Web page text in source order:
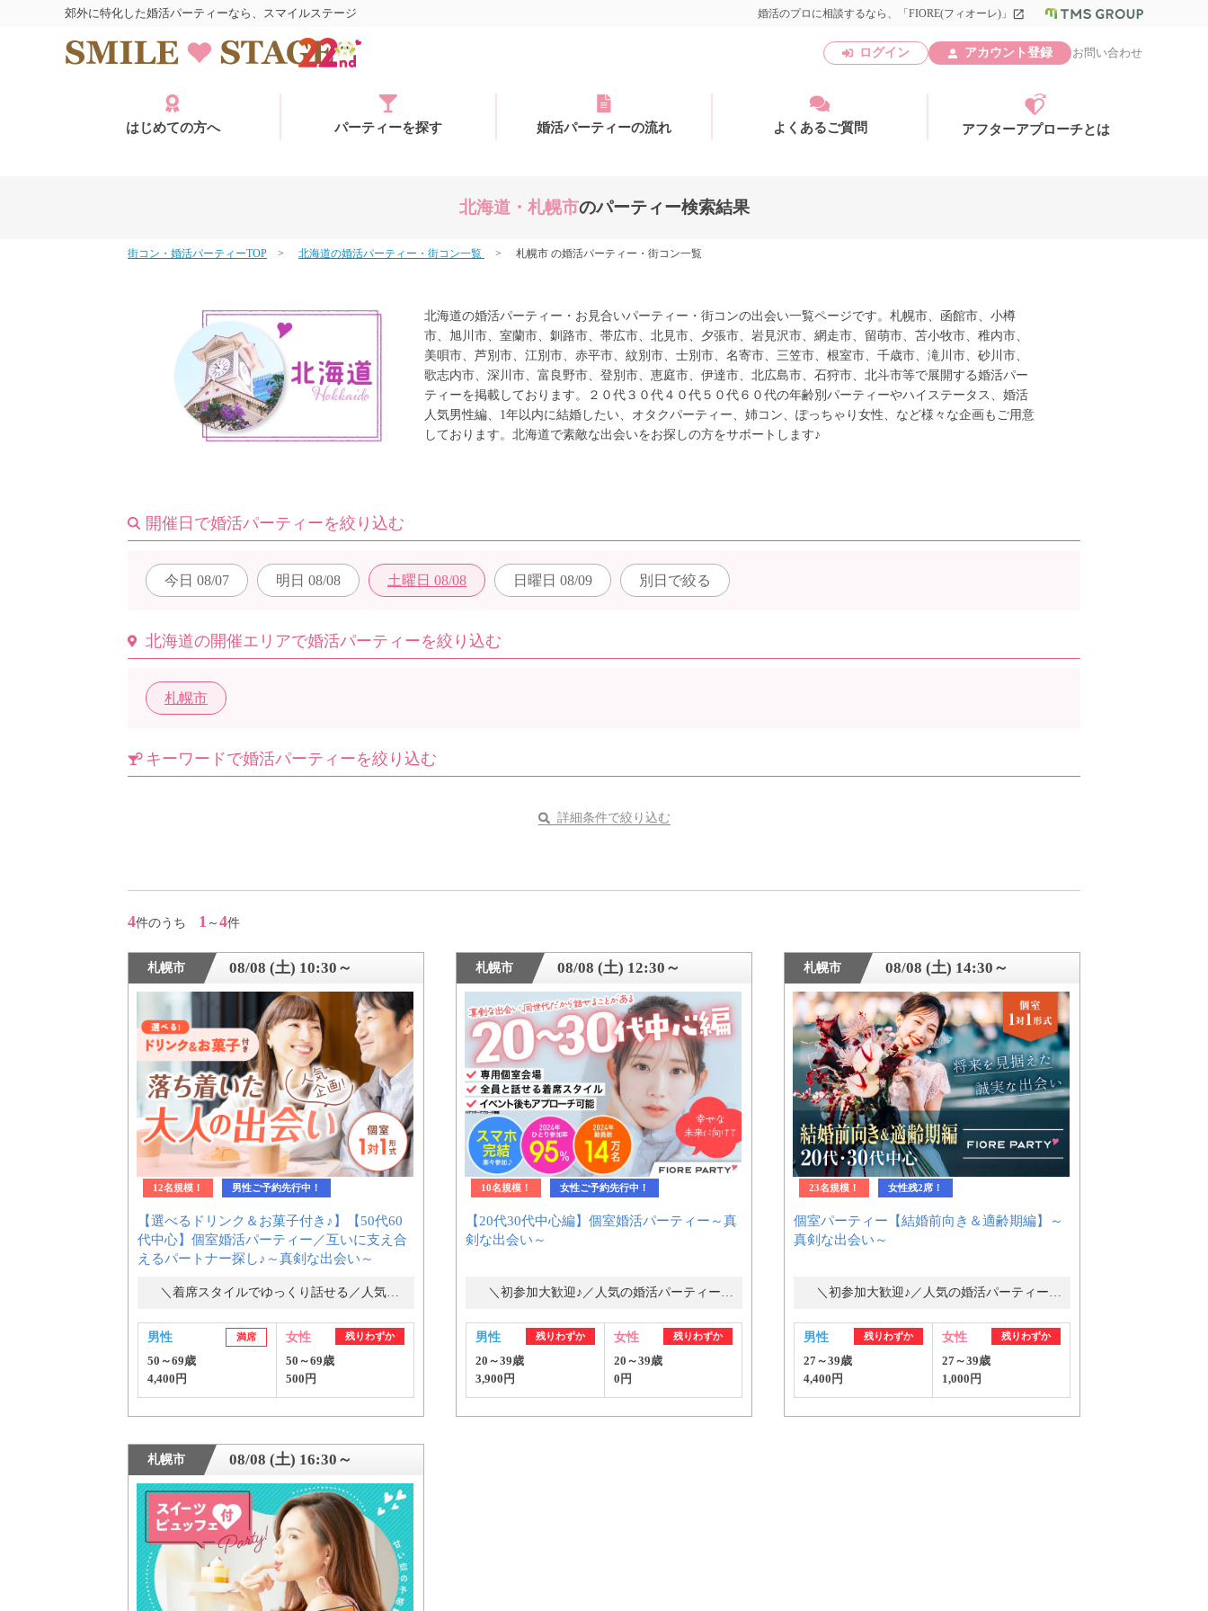
はじめての方へ
今週の婚活パーティー
個人情報保護方針launch
子どもの安全基準に関するポリシーlaunch
PR
おすすめの優良結婚相談所をご紹介
郊外に特化した婚活パーティーなら、スマイルステージ 婚活のプロに相談するなら、「FIORE(フィオーレ)」 launch
ログイン アカウント登録 お問い合わせ
はじめての方へ パーティーを探す 婚活パーティーの流れ よくあるご質問 アフターアプローチとは
北海道・札幌市のパーティー検索結果
街コン・婚活パーティーTOP 北海道の婚活パーティー・街コン一覧 札幌市 の婚活パーティー・街コン一覧
北海道の婚活パーティー・お見合いパーティー・街コンの出会い一覧ページです。札幌市、函館市、小樽
市、旭川市、室蘭市、釧路市、帯広市、北見市、夕張市、岩見沢市、網走市、留萌市、苫小牧市、稚内市、
美唄市、芦別市、江別市、赤平市、紋別市、士別市、名寄市、三笠市、根室市、千歳市、滝川市、砂川市、
歌志内市、深川市、富良野市、登別市、恵庭市、伊達市、北広島市、石狩市、北斗市等で展開する婚活パー
ティーを掲載しております。２０代３０代４０代５０代６０代の年齢別パーティーやハイステータス、婚活
人気男性編、1年以内に結婚したい、オタクパーティー、姉コン、ぽっちゃり女性、など様々な企画もご用意
しております。北海道で素敵な出会いをお探しの方をサポートします♪
開催日で婚活パーティーを絞り込む
今日 08/07 明日 08/08 土曜日 08/08 日曜日 08/09 別日で絞る
北海道の開催エリアで婚活パーティーを絞り込む
札幌市
キーワードで婚活パーティーを絞り込む
詳細条件で絞り込む
4件のうち 1 ～ 4件
札幌市 08/08 (土) 10:30～
12名規模！ 男性ご予約先行中！
【選べるドリンク＆お菓子付き♪】【50代60
代中心】個室婚活パーティー／互いに支え合
えるパートナー探し♪～真剣な出会い～
男性 満席
50～69歳
4,400円
女性 残りわずか
50～69歳
500円
札幌市 08/08 (土) 12:30～
10名規模！ 女性ご予約先行中！
【20代30代中心編】個室婚活パーティー～真
剣な出会い～
男性 残りわずか
20～39歳
3,900円
女性 残りわずか
20～39歳
0円
札幌市 08/08 (土) 14:30～
23名規模！ 女性残2席！
個室パーティー【結婚前向き＆適齢期編】～
真剣な出会い～
男性 残りわずか
27～39歳
4,400円
女性 残りわずか
27～39歳
1,000円
札幌市 08/08 (土) 16:30～